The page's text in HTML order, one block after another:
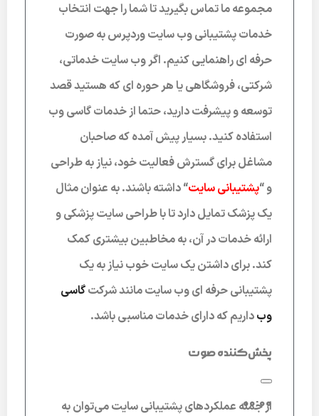
مجموعه ما تماس بگیرید تا شما را جهت انتخاب
خدمات پشتیبانی وب سایت وردپرس به صورت
حرفه ای راهنمایی کنیم. اگر وب سایت خدماتی،
شرکتی، فروشگاهی یا هر حوره ای که هستید قصد
توسعه و پیشرفت دارید، حتما از خدمات گاسی وب
استفاده کنید. بسیار پیش آمده که صاحبان
مشاغل برای گسترش فعالیت خود، نیاز به طراحی
و“پشتیبانی سایت“داشته باشند. به عنوان مثال
یک پزشک تمایل دارد تا با طراحی سایت پزشکی و
ارائه خدمات در آن، به مخاطبین بیشتری کمک
کند. برای داشتن یک سایت خوب نیاز به یک
پشتیبانی حرفه ای وب سایت مانند شرکتگاسی
وبداریم که دارای خدمات مناسبی باشد.
پخش‌کننده صوت
00:00
از جمله عملکردهای پشتیبانی سایت می‌توان به